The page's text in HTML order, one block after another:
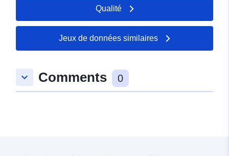
Qualité
Jeux de données similaires
keyboard_arrow_down Comments 0